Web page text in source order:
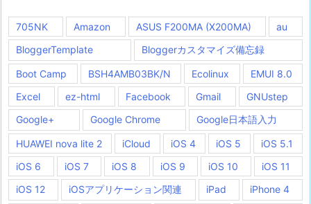
705NK Amazon ASUS F200MA (X200MA)
au
BloggerTemplate
Bloggerカスタマイズ備忘録
Boot Camp BSH4AMB03BK/N Ecolinux
EMUI 8.0
Excel
ez-html Facebook Gmail
GNUstep
Google+
Google Chrome Google日本語入力
HUAWEI nova lite 2 iCloud iOS 4 iOS 5
iOS 5.1
iOS 6
iOS 7 iOS 8 iOS 9 iOS 10
iOS 11
iOS 12
iOSアプリケーション関連 iPad iPhone 4